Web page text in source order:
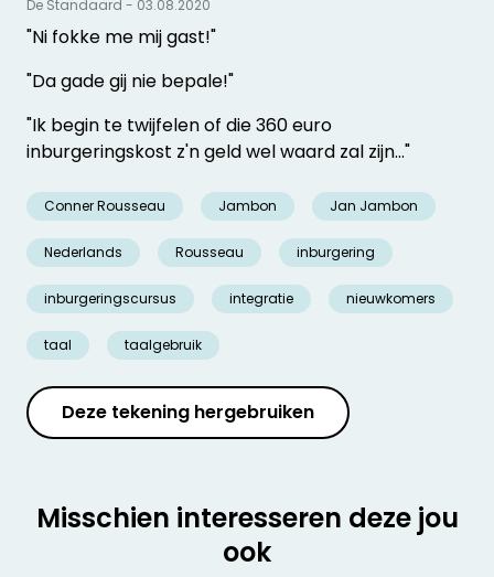
"Ni fokke me mij gast!"
"Da gade gij nie bepale!"
"Ik begin te twijfelen of die 360 euro
inburgeringskost z'n geld wel waard zal zijn..."
Conner Rousseau Jambon Jan Jambon
Nederlands Rousseau inburgering
inburgeringscursus integratie nieuwkomers
taal taalgebruik
De Standaard - 03.08.2020
Deze tekening hergebruiken
Misschien interesseren deze jou
ook